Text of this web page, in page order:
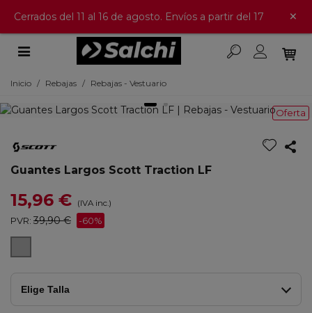
Cerrados del 11 al 16 de agosto. Envíos a partir del 17 ×
Inicio / Rebajas / Rebajas - Vestuario
Oferta
Guantes Largos Scott Traction LF
15,96 € (IVA inc.)
PVR: 39,90 € -60%
GREY/BLACK
Elige Talla